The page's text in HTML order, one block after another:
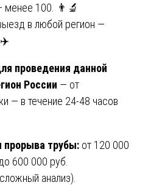
менее 100. 👨‍🔬
в любой регион —
✈️
проведения данной
России — от
— в течение 24-48 часов
прорыва трубы: от 120 000
600 000 руб.
анализ).